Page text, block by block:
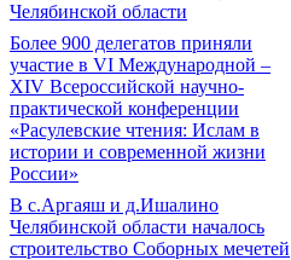
Челябинской области
Более 900 делегатов приняли
участие в VI Международной –
ХIV Всероссийской научно-
практической конференции
«Расулевские чтения: Ислам в
истории и современной жизни
России»
В с.Аргаяш и д.Ишалино
Челябинской области началось
строительство Соборных мечетей